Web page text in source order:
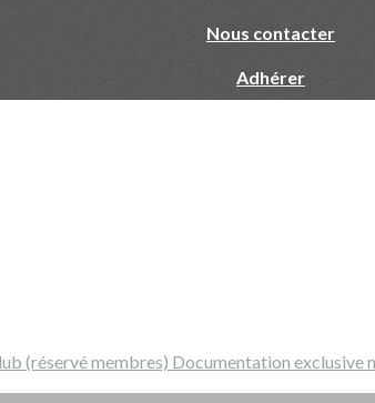
Nous contacter
Adhérer
(réservé membres) Documentation exclusive